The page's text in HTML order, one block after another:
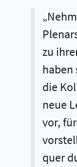
zu
haben
die
neue
vor,
quer